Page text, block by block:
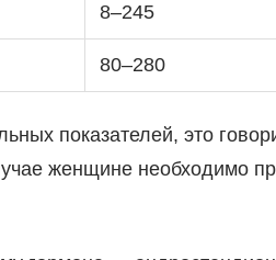
8–245
80–280
показателей, это
женщине необходимо